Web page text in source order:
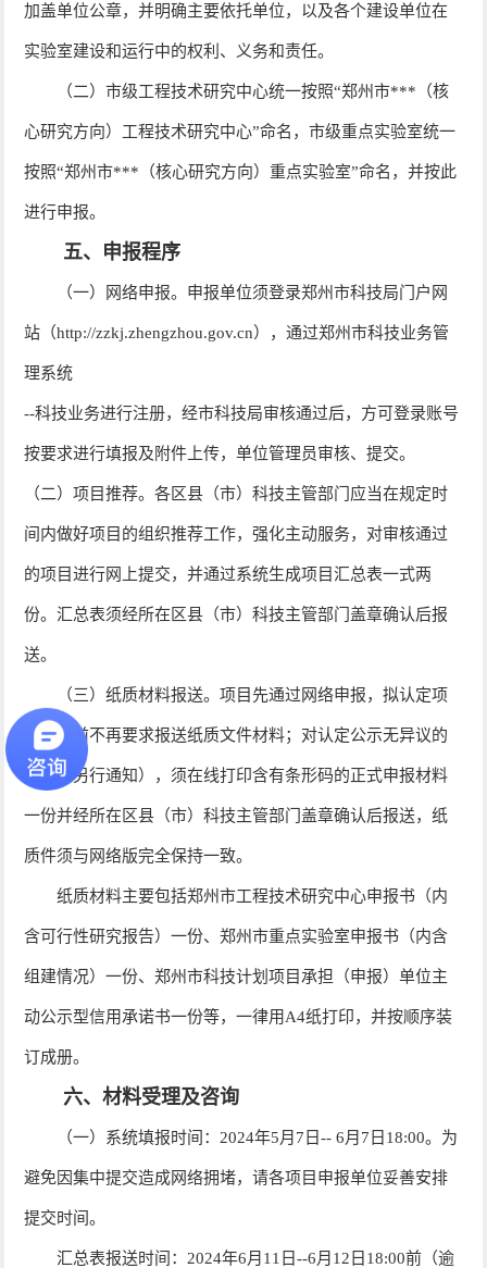
加盖单位公章，并明确主要依托单位，以及各个建设单位在
实验室建设和运行中的权利、义务和责任。
（二）市级工程技术研究中心统一按照“郑州市***（核
心研究方向）工程技术研究中心”命名，市级重点实验室统一
按照“郑州市***（核心研究方向）重点实验室”命名，并按此
进行申报。
五、申报程序
（一）网络申报。申报单位须登录郑州市科技局门户网
站（http://zzkj.zhengzhou.gov.cn），通过郑州市科技业务管
理系统
--科技业务进行注册，经市科技局审核通过后，方可登录账号
按要求进行填报及附件上传，单位管理员审核、提交。
（二）项目推荐。各区县（市）科技主管部门应当在规定时
间内做好项目的组织推荐工作，强化主动服务，对审核通过
的项目进行网上提交，并通过系统生成项目汇总表一式两
份。汇总表须经所在区县（市）科技主管部门盖章确认后报
送。
（三）纸质材料报送。项目先通过网络申报，拟认定项
目公示前不再要求报送纸质文件材料；对认定公示无异议的
项目（另行通知），须在线打印含有条形码的正式申报材料
一份并经所在区县（市）科技主管部门盖章确认后报送，纸
质件须与网络版完全保持一致。
纸质材料主要包括郑州市工程技术研究中心申报书（内
含可行性研究报告）一份、郑州市重点实验室申报书（内含
组建情况）一份、郑州市科技计划项目承担（申报）单位主
动公示型信用承诺书一份等，一律用A4纸打印，并按顺序装
订成册。
六、材料受理及咨询
（一）系统填报时间：2024年5月7日-- 6月7日18:00。为
避免因集中提交造成网络拥堵，请各项目申报单位妥善安排
提交时间。
汇总表报送时间：2024年6月11日--6月12日18:00前（逾